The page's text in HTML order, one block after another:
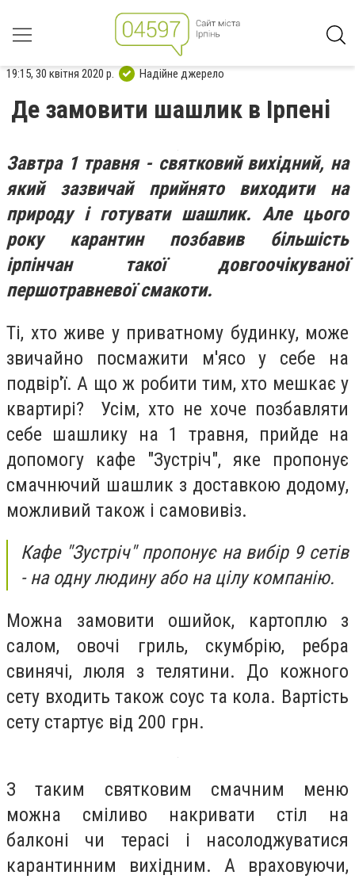
19:15, 30 квітня 2020 р. Надійне джерело
Де замовити шашлик в Ірпені
Завтра 1 травня - святковий вихідний, на
який зазвичай прийнято виходити на
природу і готувати шашлик. Але цього
року карантин позбавив більшість
ірпінчан такої довгоочікуваної
першотравневої смакоти.
Ті, хто живе у приватному будинку, може
звичайно посмажити м'ясо у себе на
подвір'ї. А що ж робити тим, хто мешкає у
квартирі? Усім, хто не хоче позбавляти
себе шашлику на 1 травня, прийде на
допомогу кафе "Зустріч", яке пропонує
смачнючий шашлик з доставкою додому,
можливий також і самовивіз.
Кафе "Зустріч" пропонує на вибір 9 сетів
- на одну людину або на цілу компанію.
Можна замовити ошийок, картоплю з
салом, овочі гриль, скумбрію, ребра
свинячі, люля з телятини. До кожного
сету входить також соус та кола. Вартість
сету стартує від 200 грн.
З таким святковим смачним меню
можна сміливо накривати стіл на
балконі чи терасі і насолоджуватися
карантинним вихідним. А враховуючи,